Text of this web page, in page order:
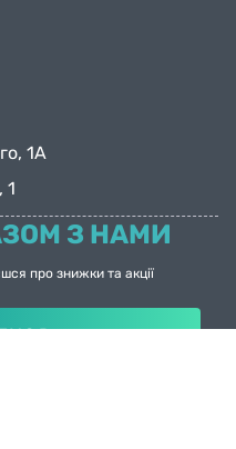
1А
1
З НАМИ
про знижки та акції